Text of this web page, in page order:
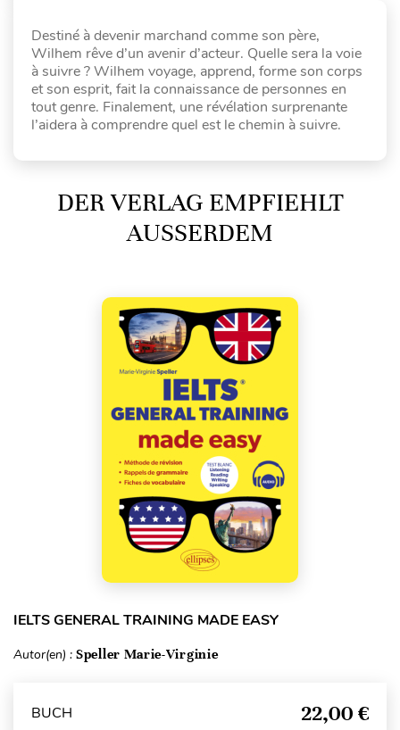
Destiné à devenir marchand comme son père,
Wilhem rêve d’un avenir d’acteur. Quelle sera la voie
à suivre ? Wilhem voyage, apprend, forme son corps
et son esprit, fait la connaissance de personnes en
tout genre. Finalement, une révélation surprenante
l’aidera à comprendre quel est le chemin à suivre.
DER VERLAG EMPFIEHLT
AUSSERDEM
IELTS GENERAL TRAINING MADE EASY
Autor(en) : Speller Marie-Virginie
BUCH 22,00 €